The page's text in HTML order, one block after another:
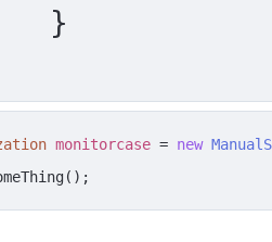
monitorcase = new